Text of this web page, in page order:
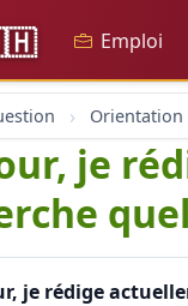
Emploi
Orientation
je
je rédige